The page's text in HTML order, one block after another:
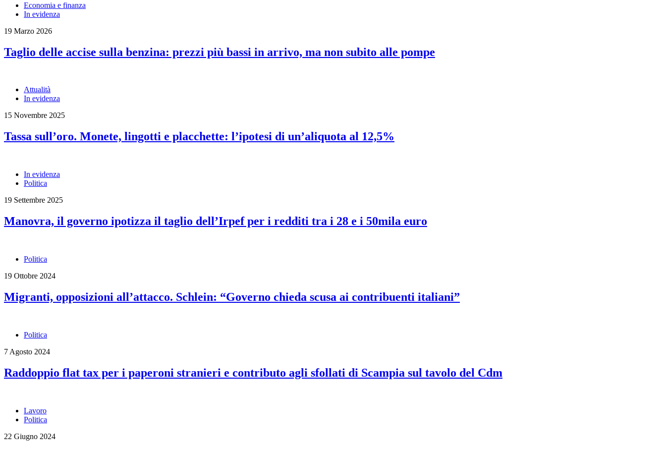
Economia e finanza
In evidenza
19 Marzo 2026
Taglio delle accise sulla benzina: prezzi più bassi in arrivo, ma non subito alle pompe
Attualità
In evidenza
15 Novembre 2025
Tassa sull’oro. Monete, lingotti e placchette: l’ipotesi di un’aliquota al 12,5%
In evidenza
Politica
19 Settembre 2025
Manovra, il governo ipotizza il taglio dell’Irpef per i redditi tra i 28 e i 50mila euro
Politica
19 Ottobre 2024
Migranti, opposizioni all’attacco. Schlein: “Governo chieda scusa ai contribuenti italiani”
Politica
7 Agosto 2024
Raddoppio flat tax per i paperoni stranieri e contributo agli sfollati di Scampia sul tavolo del Cdm
Lavoro
Politica
22 Giugno 2024